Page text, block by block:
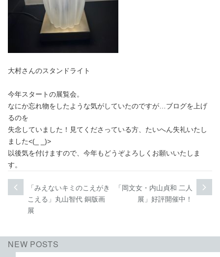
大村さんのスタンドライト
今年スタートの展覧会。
なにか忘れ物をしたような気がしていたのですが…ブログを上げ
るのを
失念していました！見てくださっている方、たいへん失礼いたし
ました<(_ _)>
以後気を付けますので、今年もどうぞよろしくお願いいたしま
す。
投
稿
ゲ
前
「岡文女・内山貞和 二人
展」好評開催中！
次
次
の
投
「みえないキミのこえがき
こえる」丸山智代 銅版画
展
NEW POSTS